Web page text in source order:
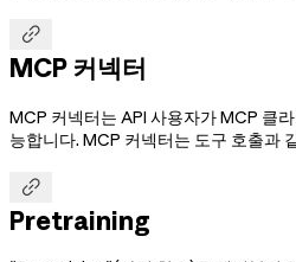

MCP 커넥터
MCP 커넥터는 API 사용자가 MCP 클
능합니다. MCP 커넥터는 도구 호출과

Pretraining